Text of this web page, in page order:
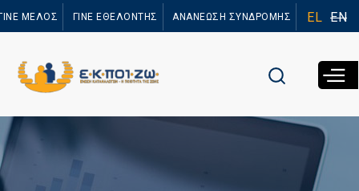
προς το
ΜΕΛΟΣ ΓΙΝΕ ΕΘΕΛΟΝΤΗΣ ΑΝΑΝΕΩΣΗ ΣΥΝΔΡΟΜΗΣ EL EN